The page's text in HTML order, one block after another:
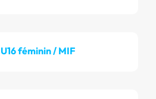
U16 féminin / MIF